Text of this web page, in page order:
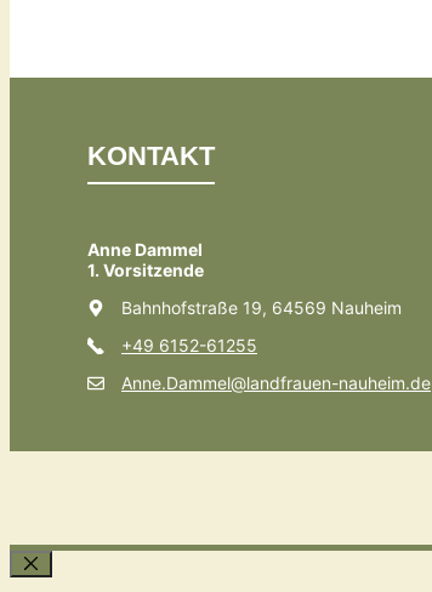
KONTAKT
Anne Dammel
1. Vorsitzende
Bahnhofstraße 19, 64569 Nauheim
+49 6152-61255
Anne.Dammel@landfrauen-nauheim.de
Schließen